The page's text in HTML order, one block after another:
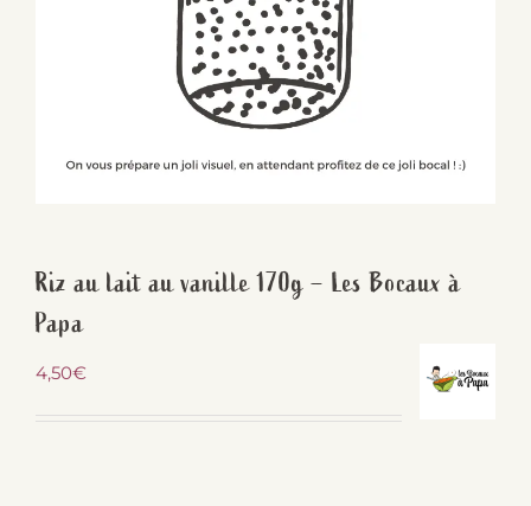
Riz au lait au vanille 170g – Les Bocaux à
Papa
4,50€